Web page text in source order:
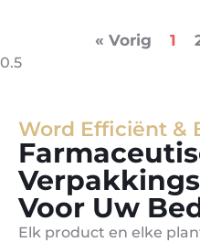
« Vorig 1
Word Efficiënt &
Voor Uw
Elk product en elke